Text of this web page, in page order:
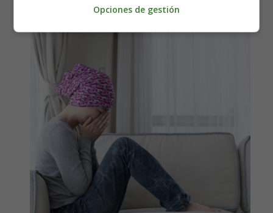
Opciones de gestión